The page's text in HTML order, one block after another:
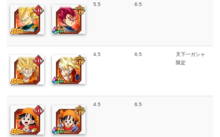
5.5 6.5
4.5 6.5
天下一ガシャ
限定
4.5 6.5